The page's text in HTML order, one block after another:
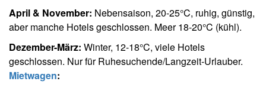
April & November: Nebensaison, 20-25°C, ruhig, günstig,
aber manche Hotels geschlossen. Meer 18-20°C (kühl).
Dezember-März: Winter, 12-18°C, viele Hotels
geschlossen. Nur für Ruhesuchende/Langzeit-Urlauber.
Mietwagen: